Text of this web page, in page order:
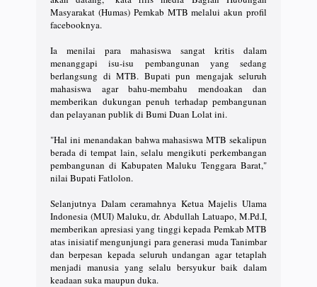
Masyarakat (Humas) Pemkab MTB melalui akun profil
facebooknya.
Ia menilai para mahasiswa sangat kritis dalam
menanggapi isu-isu pembangunan yang sedang
berlangsung di MTB. Bupati pun mengajak seluruh
mahasiswa agar bahu-membahu mendoakan dan
memberikan dukungan penuh terhadap pembangunan
dan pelayanan publik di Bumi Duan Lolat ini.
"Hal ini menandakan bahwa mahasiswa MTB sekalipun
berada di tempat lain, selalu mengikuti perkembangan
pembangunan di Kabupaten Maluku Tenggara Barat,"
nilai Bupati Fatlolon.
Selanjutnya Dalam ceramahnya Ketua Majelis Ulama
Indonesia (MUI) Maluku, dr. Abdullah Latuapo, M.Pd.I,
memberikan apresiasi yang tinggi kepada Pemkab MTB
atas inisiatif mengunjungi para generasi muda Tanimbar
dan berpesan kepada seluruh undangan agar tetaplah
menjadi manusia yang selalu bersyukur baik dalam
keadaan suka maupun duka.